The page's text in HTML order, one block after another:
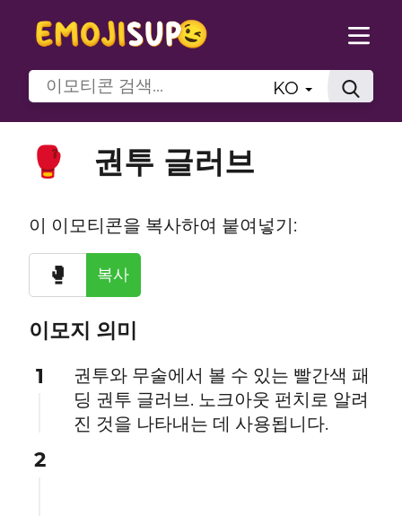
KO
🥊 권투 글러브
이 이모티콘을 복사하여 붙여넣기:
🥊 복사
이모지 의미
1
권투와 무술에서 볼 수 있는 빨간색 패
딩 권투 글러브. 노크아웃 펀치로 알려
진 것을 나타내는 데 사용됩니다.
2